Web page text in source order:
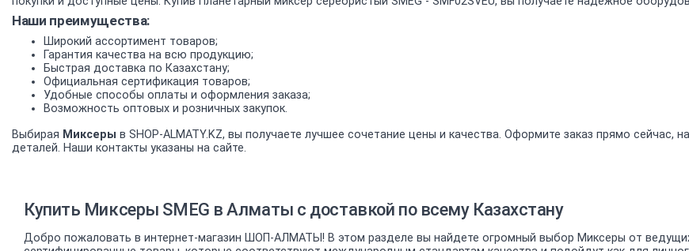
Наши преимущества:
Широкий ассортимент товаров;
Гарантия качества на всю продукцию;
Быстрая доставка по Казахстану;
Официальная сертификация товаров;
Удобные способы оплаты и оформления заказа;
Возможность оптовых и розничных закупок.
Выбирая Миксеры в SHOP-ALMATY.KZ, вы получаете лучшее сочетание цены и качества. Оформите заказ прямо сейчас,
деталей. Наши контакты указаны на сайте.
Купить Миксеры SMEG в Алматы с доставкой по всему Казахстану
Добро пожаловать в интернет-магазин ШОП-АЛМАТЫ! В этом разделе вы найдете огромный выбор Миксеры от ведущих